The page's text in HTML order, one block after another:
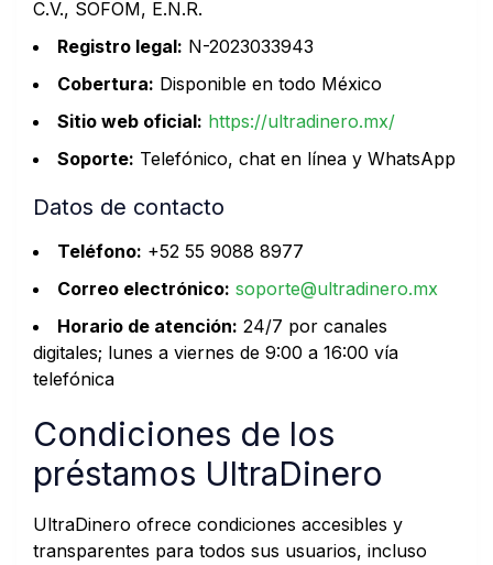
C.V., SOFOM, E.N.R.
Registro legal: N-2023033943
Cobertura: Disponible en todo México
Sitio web oficial: https://ultradinero.mx/
Soporte: Telefónico, chat en línea y WhatsApp
Datos de contacto
Teléfono: +52 55 9088 8977
Correo electrónico: soporte@ultradinero.mx
Horario de atención: 24/7 por canales
digitales; lunes a viernes de 9:00 a 16:00 vía
telefónica
Condiciones de los
préstamos UltraDinero
UltraDinero ofrece condiciones accesibles y
transparentes para todos sus usuarios, incluso